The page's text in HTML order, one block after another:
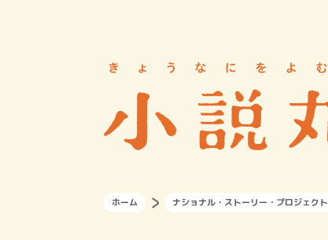
ホーム ナショナル・ストーリー・プロジェクト